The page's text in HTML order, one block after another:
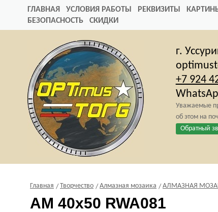
ГЛАВНАЯ УСЛОВИЯ РАБОТЫ РЕКВИЗИТЫ
БЕЗОПАСНОСТЬ
СКИДКИ
г.
+7 924
Уважаемые
об этом на
Обратный
Главная Творчество Алмазная мозаика АЛМАЗНАЯ
AM 40x50 RWA081